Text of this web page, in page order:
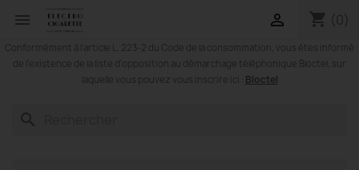
 shopping_cart (0)

Conformément à l'article L. 223-2 du Code de la consommation, vous êtes informé
de l'existence de la liste d'opposition au démarchage téléphonique Bloctel, sur
laquelle vous pouvez vous inscrire ici : Bloctel
search